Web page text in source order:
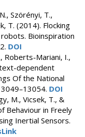
Szörényi, T.,
T. (2014). Flocking
Bioinspiration
DOI
Roberts-Mariani, I.,
dependent
Of the National
DOI
M., Vicsek, T., &
Behaviour in Freely
Inertial Sensors.